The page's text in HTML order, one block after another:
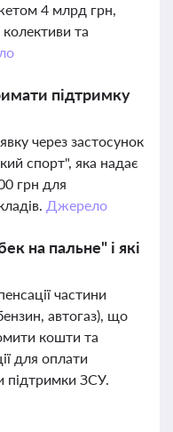
4 млрд грн,
та
підтримку
через застосунок
спорт", яка надає
грн для
Джерело
на пальне" і які
частини
автогаз), що
кошти та
для оплати
підтримки ЗСУ.